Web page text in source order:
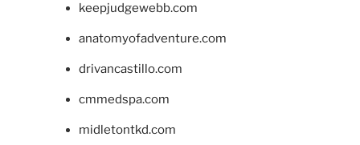
keepjudgewebb.com
anatomyofadventure.com
drivancastillo.com
cmmedspa.com
midletontkd.com